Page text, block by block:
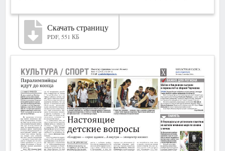
Скачать страницу
PDF, 551 КБ